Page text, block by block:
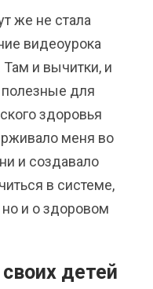
же не стала
видеоурока
и вычитки, и
для
здоровья
меня во
и создавало
в системе,
но и о здоровом
детей